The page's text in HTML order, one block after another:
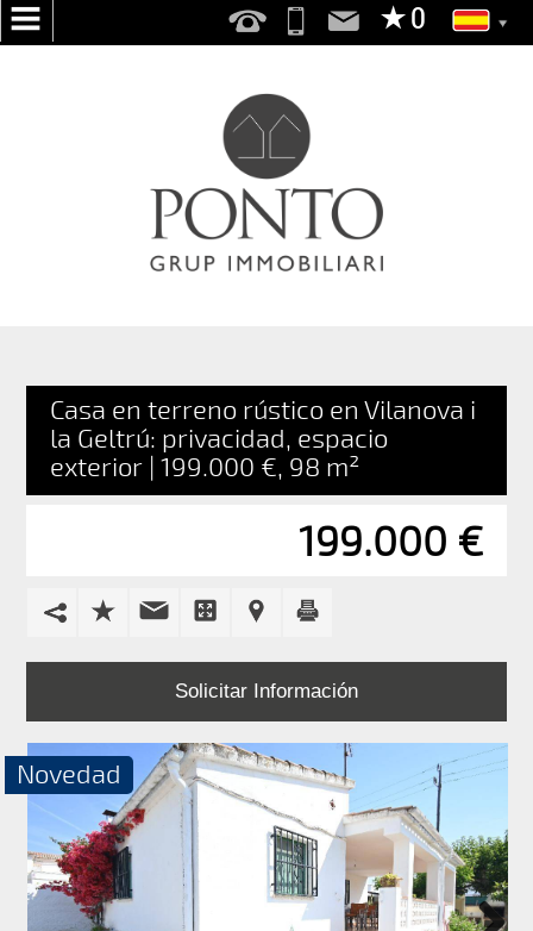
TU
VIVIENDA
EN
ALQUILER
CONTACTO
Casa en terreno rústico en Vilanova i
la Geltrú: privacidad, espacio
exterior | 199.000 €, 98 m²
199.000 €
Solicitar Información
Novedad